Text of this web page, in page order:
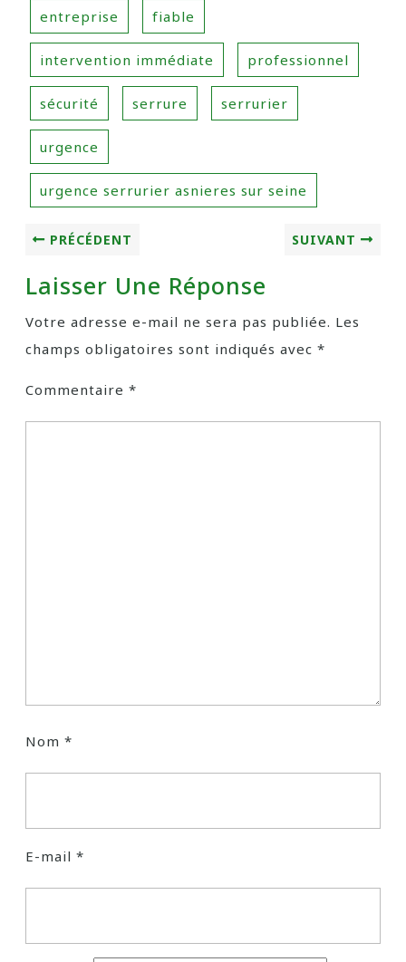
entreprise fiable
intervention immédiate professionnel
sécurité serrure serrurier
urgence
urgence serrurier asnieres sur seine
PRÉCÉDENT SUIVANT
Laisser Une Réponse
Votre adresse e-mail ne sera pas publiée. Les
champs obligatoires sont indiqués avec *
Commentaire *
Nom *
E-mail *